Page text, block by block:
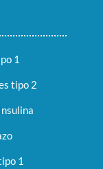
1
tipo 2
1